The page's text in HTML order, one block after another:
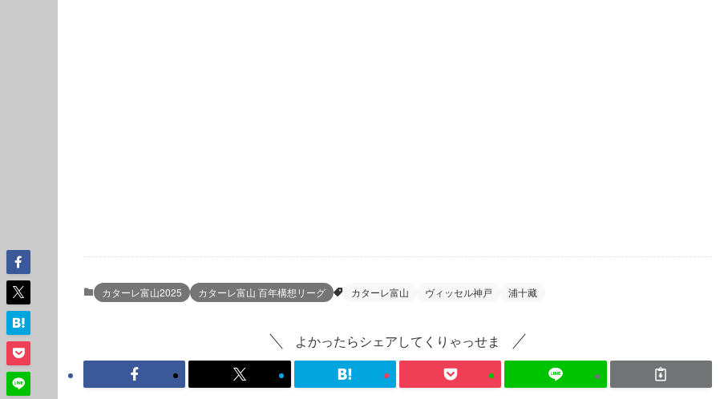
カターレ富山2025 カターレ富山 百年構想リーグ カターレ富山 ヴィッセル神戸 浦十藏
よかったらシェアしてくりゃっせま